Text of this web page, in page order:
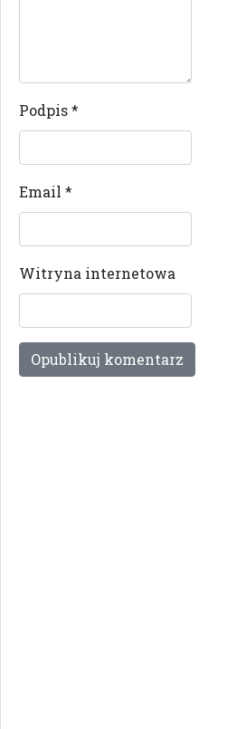
Podpis*
Email *
Witryna internetowa